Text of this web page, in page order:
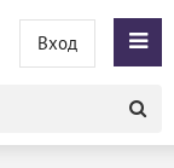
Вход